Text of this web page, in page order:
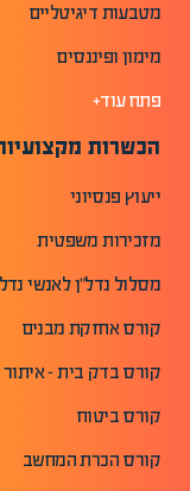
מטבעות דיגיטליים
מימון ופיננסים
פתח עוד+
הכשרות
ייעוץ פנסיוני
מזכירות משפטית
מסלול נדל"ן לאנשי
קורס אחזקת מבנים
קורס בדק בית - איתור
קורס ביטוח
קורס הכרת המחשב